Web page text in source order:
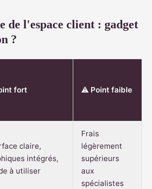
de l'espace client : gadget
?
fort ⚠️ Point faible
claire,
intégrés,
à utiliser
Frais
légèrement
supérieurs
aux
spécialistes